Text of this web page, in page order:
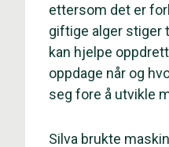
ettersom det er
giftige alger stiger
kan hjelpe
oppdage når og
seg fore å utvikle
Silva brukte